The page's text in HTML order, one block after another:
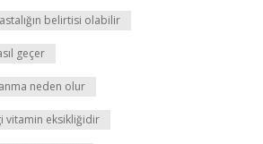
belirtisi olabilir
geçer
neden olur
vitamin eksikliğidir